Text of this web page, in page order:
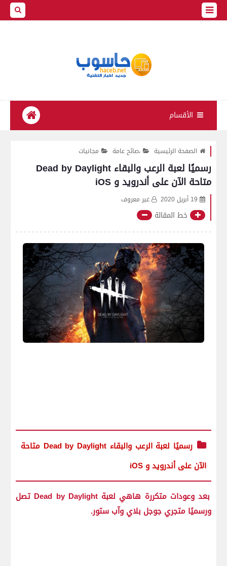
الأقسام
الصفحة الرئيسية ،صائح عامة مجانيات
رسميًا لعبة الرعب والبقاء Dead by Daylight
متاحة الآن على أندرويد و iOS
19 أبريل 2020 غير معروف
خط المقالة
رسميًا لعبة الرعب والبقاء Dead by Daylight متاحة
الآن على أندرويد و iOS
بعد وعودات متكررة هاهي لعبة Dead by Daylight تصل
ورسميًا متجري جوجل بلاي وآب ستور.